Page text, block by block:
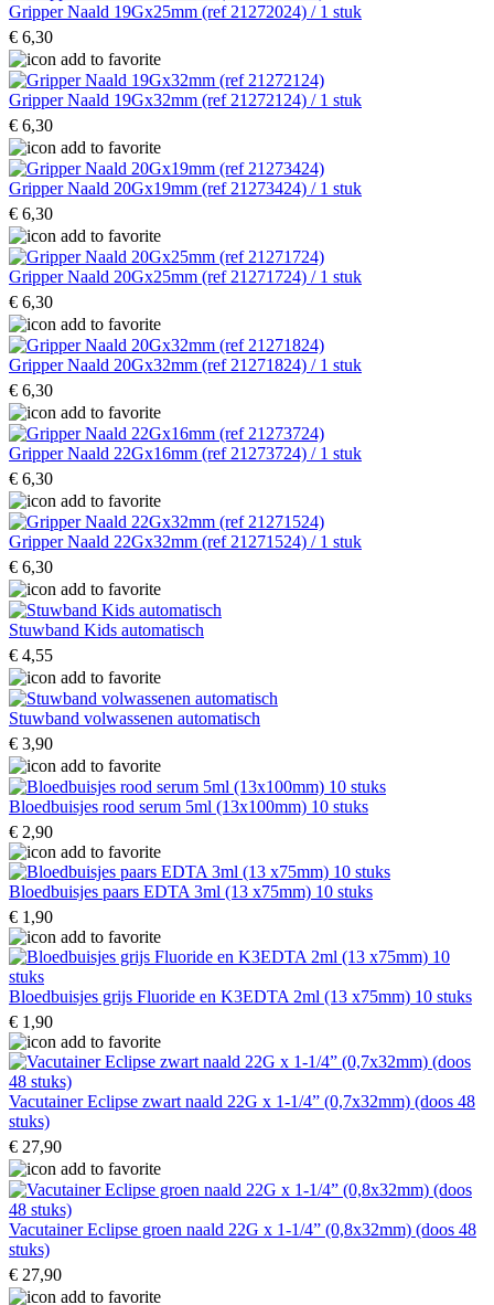
Gripper Naald 19Gx25mm (ref 21272024) / 1 stuk
€ 6,30
Gripper Naald 19Gx32mm (ref 21272124) / 1 stuk
€ 6,30
Gripper Naald 20Gx19mm (ref 21273424) / 1 stuk
€ 6,30
Gripper Naald 20Gx25mm (ref 21271724) / 1 stuk
€ 6,30
Gripper Naald 20Gx32mm (ref 21271824) / 1 stuk
€ 6,30
Gripper Naald 22Gx16mm (ref 21273724) / 1 stuk
€ 6,30
Gripper Naald 22Gx32mm (ref 21271524) / 1 stuk
€ 6,30
Stuwband Kids automatisch
€ 4,55
Stuwband volwassenen automatisch
€ 3,90
Bloedbuisjes rood serum 5ml (13x100mm) 10 stuks
€ 2,90
Bloedbuisjes paars EDTA 3ml (13 x75mm) 10 stuks
€ 1,90
Bloedbuisjes grijs Fluoride en K3EDTA 2ml (13 x75mm) 10 stuks
€ 1,90
Vacutainer Eclipse zwart naald 22G x 1-1/4” (0,7x32mm) (doos 48
stuks)
€ 27,90
Vacutainer Eclipse groen naald 22G x 1-1/4” (0,8x32mm) (doos 48
stuks)
€ 27,90